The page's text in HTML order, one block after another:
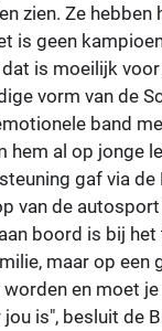
zien. Ze hebben
is geen
is moeilijk
vorm van de
band
hem al op jonge
gaf via de
van de autosport
boord is bij het
maar op een
en moet je
is", besluit de